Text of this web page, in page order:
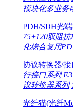
模块化多业务
PDH/SDH光
75+120双阻
化综合复用
协议转换器/接
行接口系列
议转换器系列
光纤猫(光纤